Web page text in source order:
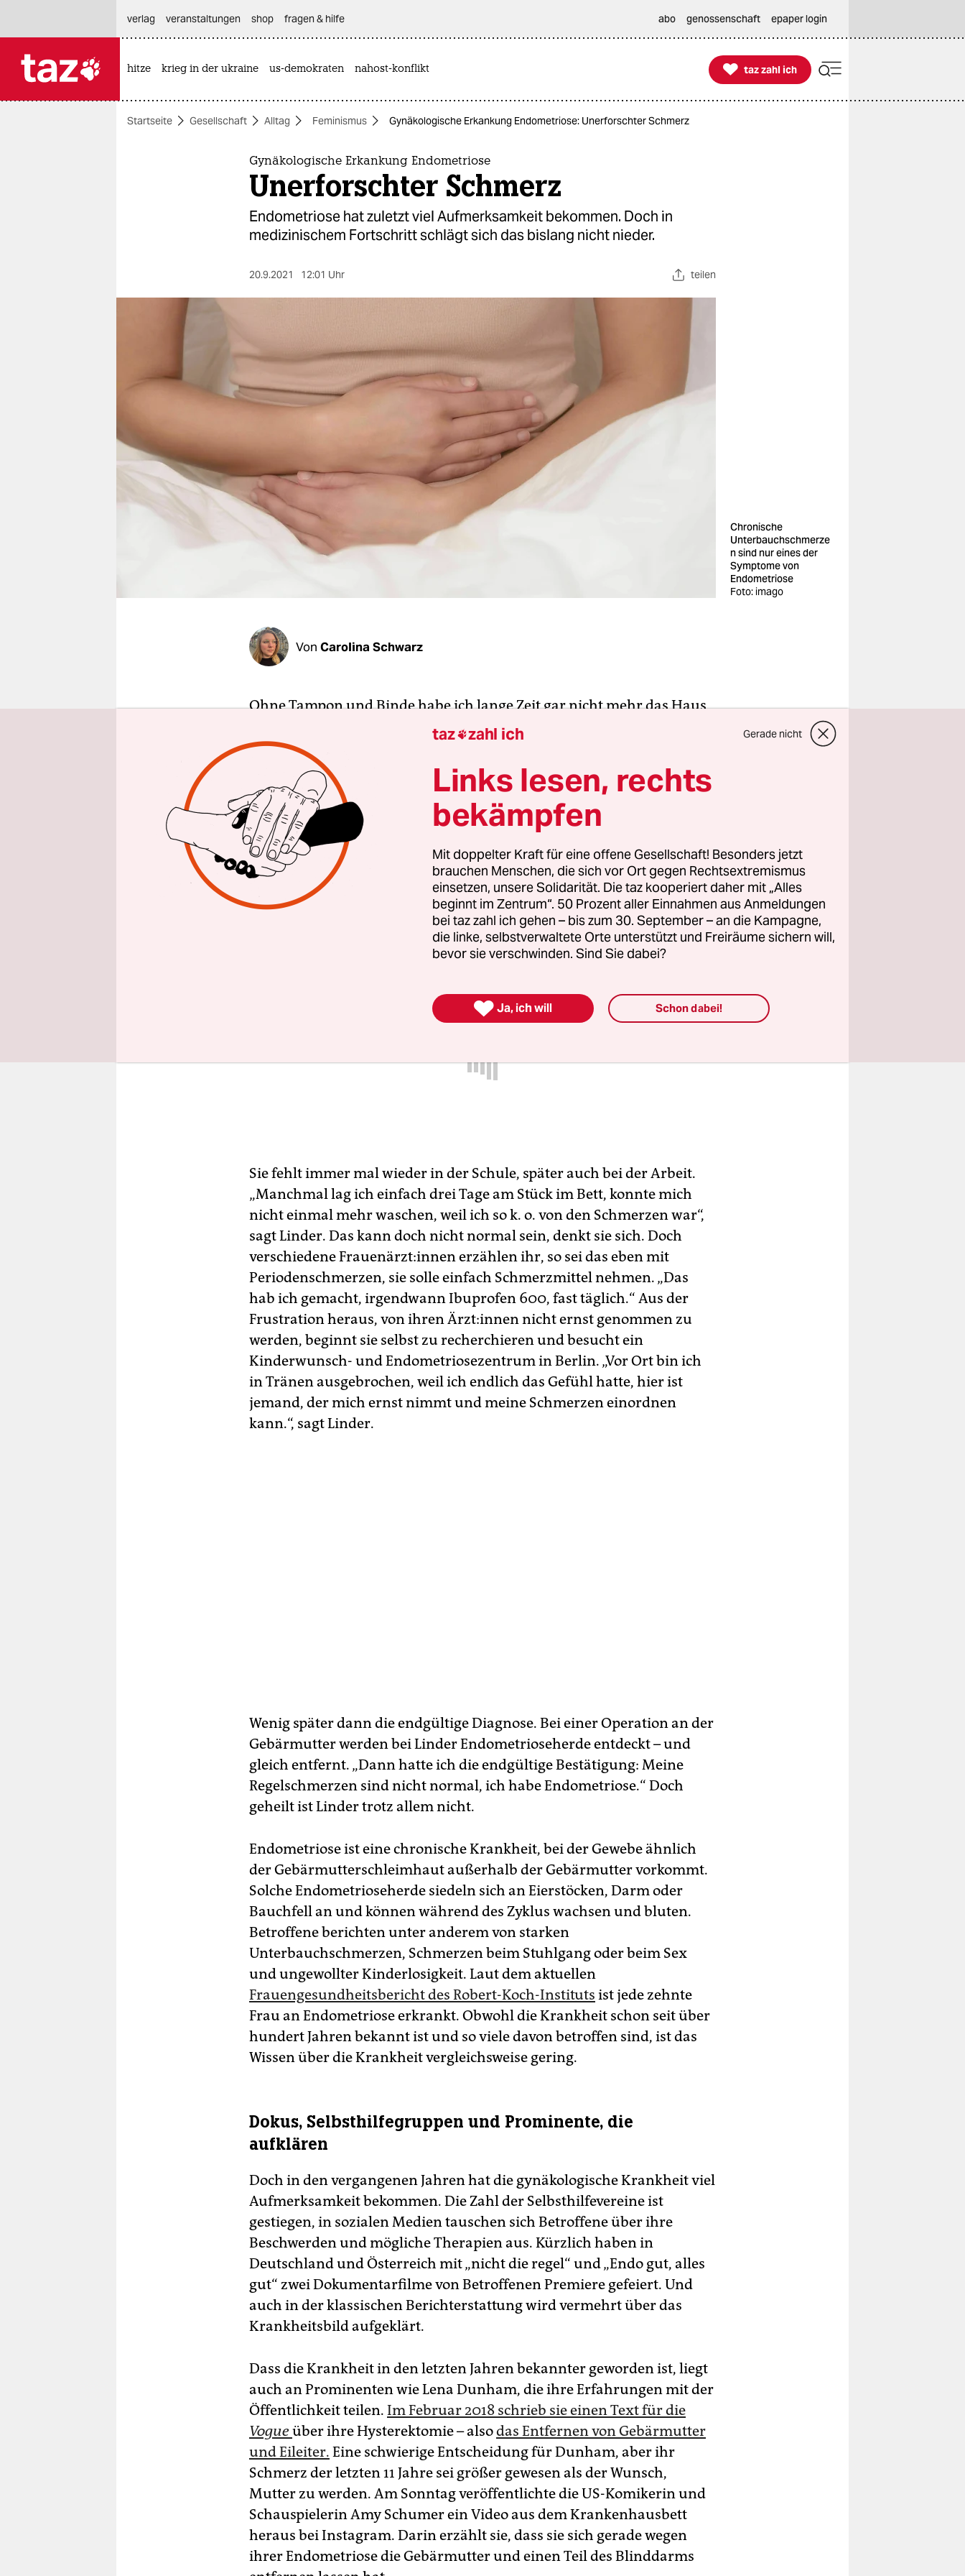
themen
wahrheit
verlag
veranstaltungen
shop
verlag
veranstaltungen shop fragen & hilfe abo genossenschaft epaper login
hitze krieg in der ukraine us-demokraten nahost-konflikt 
taz zahl ich
taz zahl ich
Startseite Gesellschaft Alltag Feminismus Gynäkologische Erkankung Endometriose: Unerforschter Schmerz
Gynäkologische Erkankung Endometriose
Unerforschter Schmerz
Endometriose hat zuletzt viel Aufmerksamkeit bekommen. Doch in
medizinischem Fortschritt schlägt sich das bislang nicht nieder.
20.9.2021 12:01 Uhr teilen
Chronische
Unterbauchschmerze
n sind nur eines der
Symptome von
Endometriose
Foto: imago
Von Carolina Schwarz
Ohne Tampon und Binde habe ich lange Zeit gar nicht mehr das Haus
verlassen“, erzählt Jasmin Linder der taz. „Meine Periode war so stark,
dass ich zeitweise stündlich den Tampon wechseln musste. Und selbst
wenn ich nicht meine Period­e hatte, konnte ich jederzeit
Zwischenblutungen bekommen.“ Die 37-jährige Lehrerin, die ihre
Krankheitsgeschichte mit der taz unter der Bedingung der ­Anonymität
teilt, hat seit dem 11. Lebensjahr ihre Periode. Stark war sie schon
immer, doch im Laufe der Jahre wurde sie immer stärker und die
Schmerzen schlimmer. „Ich war nur noch schlecht gelaunt, hatte
Bauchkrämpfe, Rückenschmerzen und Durchfall. Irgendwann habe
ich mich in meinem Körper einfach nicht mehr wohl gefühlt. Es gab
Tage, da waren die Schmerzen so extrem, dass ich nicht mehr
aufstehen konnte“, sagt Linder.
Sie fehlt immer mal wieder in der Schule, später auch bei der Arbeit.
„Manchmal lag ich einfach drei Tage am Stück im Bett, konnte mich
nicht einmal mehr waschen, weil ich so k. o. von den Schmerzen war“,
sagt Linder. Das kann doch nicht normal sein, denkt sie sich. Doch
verschiedene Frau­en­ärz­t:in­nen erzählen ihr, so sei das eben mit
Periodenschmerzen, sie solle einfach Schmerzmittel nehmen. „Das
hab ich gemacht, irgendwann Ibuprofen 600, fast täglich.“ Aus der
Frustration heraus, von ihren Ärz­t:in­nen nicht ernst genommen zu
werden, beginnt sie selbst zu recherchieren und besucht ein
Kinderwunsch- und Endometriosezentrum in Berlin. „Vor Ort bin ich
in Tränen ausgebrochen, weil ich endlich das Gefühl hatte, hier ist
jemand, der mich ernst nimmt und meine Schmerzen einordnen
kann.“, sagt Linder.
Wenig später dann die endgültige Diagnose. Bei einer Operation an der
Gebärmutter werden bei Linder Endometrio­seherde entdeckt – und
gleich entfernt. „Dann hatte ich die endgültige Bestätigung: Meine
Regelschmerzen sind nicht normal, ich habe Endometriose.“ Doch
geheilt ist Linder trotz allem nicht.
Endometriose ist eine chronische Krankheit, bei der Gewebe ähnlich
der Gebärmutterschleimhaut außerhalb der Gebärmutter vorkommt.
Solche Endometrioseherde siedeln sich an Eierstöcken, Darm oder
Bauchfell an und können während des Zyklus wachsen und bluten.
Betroffene berichten unter anderem von starken
Unterbauchschmerzen, Schmerzen beim Stuhlgang oder beim Sex
und ungewollter Kinderlosigkeit. Laut dem aktuellen
Frauengesundheitsbericht des Robert-Koch-Instituts ist jede zehnte
Frau an Endometriose erkrankt. Obwohl die Krankheit schon seit über
hundert Jahren bekannt ist und so viele davon betroffen sind, ist das
Wissen über die Krankheit vergleichsweise gering.
Dokus, Selbsthilfegruppen und Prominente, die
aufklären
Doch in den vergangenen Jahren hat die gynäkologische Krankheit viel
Aufmerksamkeit bekommen. Die Zahl der Selbsthilfevereine ist
gestiegen, in sozialen Medien tauschen sich Betroffene über ihre
Beschwerden und mögliche Therapien aus. Kürzlich haben in
Deutschland und Österreich mit „nicht die regel“ und „Endo gut, alles
gut“ zwei Dokumentarfilme von Betroffenen Premiere gefeiert. Und
auch in der klassischen Berichterstattung wird vermehrt über das
Krankheitsbild aufgeklärt.
Dass die Krankheit in den letzten Jahren bekannter geworden ist, liegt
auch an Prominenten wie Lena Dunham, die ihre Erfahrungen mit der
Öffentlichkeit teilen. Im Februar 2018 schrieb sie einen Text für die
Vogueüber ihre Hysterektomie – alsodas Entfernen von Gebärmutter
und Eileiter. Eine schwierige Entscheidung für Dunham, aber ihr
Schmerz der letzten 11 Jahre sei größer gewesen als der Wunsch,
Mutter zu werden. Am Sonntag veröffentlichte die US-Komikerin und
Schauspielerin Amy Schumer ein Video aus dem Krankenhausbett
heraus bei Instagram. Darin erzählt sie, dass sie sich gerade wegen
ihrer Endometriose die Gebärmutter und einen Teil des Blinddarms
taz zahl ich Gerade nicht
Links lesen, rechts
bekämpfen
Mit doppelter Kraft für eine offene Gesellschaft! Besonders jetzt
brauchen Menschen, die sich vor Ort gegen Rechtsextremismus
einsetzen, unsere Solidarität. Die taz kooperiert daher mit „Alles
beginnt im Zentrum“. 50 Prozent aller Einnahmen aus Anmeldungen
bei taz zahl ich gehen – bis zum 30. September – an die Kampagne,
die linke, selbstverwaltete Orte unterstützt und Freiräume sichern will,
bevor sie verschwinden. Sind Sie dabei?
 Ja, ich will Schon dabei!